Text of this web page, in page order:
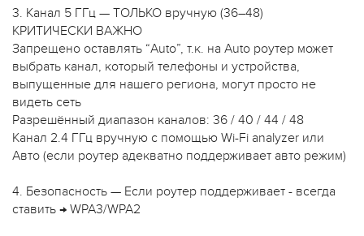
3. Канал 5 ГГц — ТОЛЬКО вручную (36–48)
КРИТИЧЕСКИ ВАЖНО
Запрещено оставлять “Auto”, т.к. на Auto роутер может
выбрать канал, который телефоны и устройства,
выпущенные для нашего региона, могут просто не
видеть сеть
Разрешённый диапазон каналов: 36 / 40 / 44 / 48
Канал 2.4 ГГц вручную с помощью Wi-Fi analyzer или
Авто (если роутер адекватно поддерживает авто режим)
4. Безопасность — Если роутер поддерживает - всегда
ставить → WPA3/WPA2